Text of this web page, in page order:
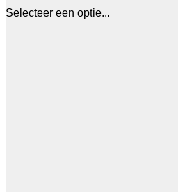
Selecteer een optie...